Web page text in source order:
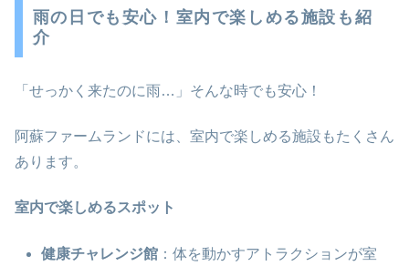
雨の日でも安心！室内で楽しめる施設も紹
介
「せっかく来たのに雨…」そんな時でも安心！
阿蘇ファームランドには、室内で楽しめる施設もたくさん
あります。
室内で楽しめるスポット
健康チャレンジ館 ：体を動かすアトラクションが室